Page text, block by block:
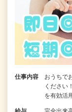
仕事内容
おうちで
ください
を有効活